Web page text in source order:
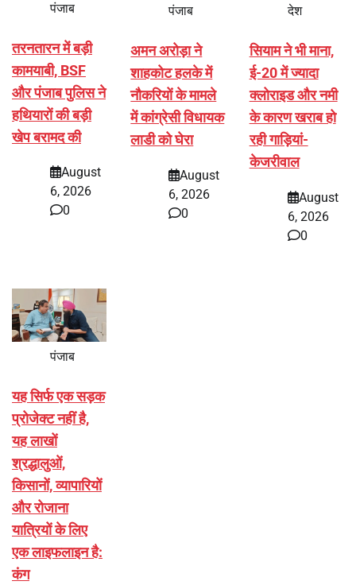
पंजाब
तरनतारन में बड़ी
कामयाबी, BSF
और पंजाब पुलिस ने
हथियारों की बड़ी
खेप बरामद की
August
6, 2026
0
पंजाब
अमन अरोड़ा ने
शाहकोट हलके में
नौकरियों के मामले
में कांग्रेसी विधायक
लाडी को घेरा
August
6, 2026
0
देश
सियाम ने भी माना,
ई-20 में ज्यादा
क्लोराइड और नमी
के कारण खराब हो
रही गाड़ियां-
केजरीवाल
August
6, 2026
0
पंजाब
यह सिर्फ एक सड़क
प्रोजेक्ट नहीं है,
यह लाखों
श्रद्धालुओं,
किसानों, व्यापारियों
और रोजाना
यात्रियों के लिए
एक लाइफलाइन है:
कंग